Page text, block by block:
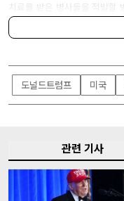
치료를 받은 병사들을 적발할
자들은 의무 기록을 통해 상당
도널드트럼프 미국
관련 기사